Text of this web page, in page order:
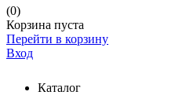
(0)
Корзина пуста
Перейти в корзину
Вход
Каталог